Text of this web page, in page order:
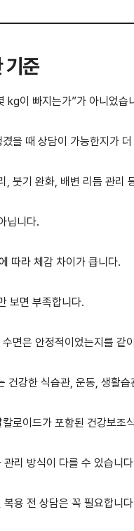
기준
kg이 빠지는가”가 아니었습
을 때 상담이 가능한지가
붓기 완화, 배변 리듬 관리
닙니다.
따라 체감 차이가 큽니다.
보면 부족합니다.
면은 안정적이었는지를 같
건강한 식습관, 운동, 생활
로이드가 포함된 건강보조
리 방식이 다를 수 있습니
용 전 상담은 꼭 필요합니